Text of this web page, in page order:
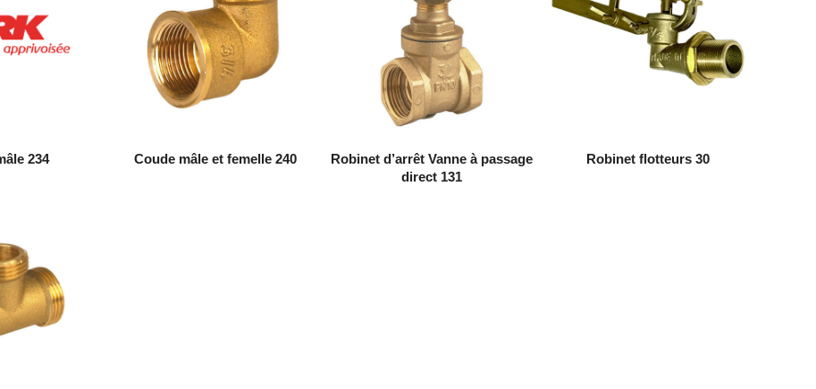
234 Coude mâle et femelle 240
Robinet d’arrêt Vanne à passage
direct 131
Robinet flotteurs 30